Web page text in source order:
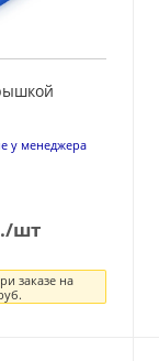
у менеджера
/шт
заказе на